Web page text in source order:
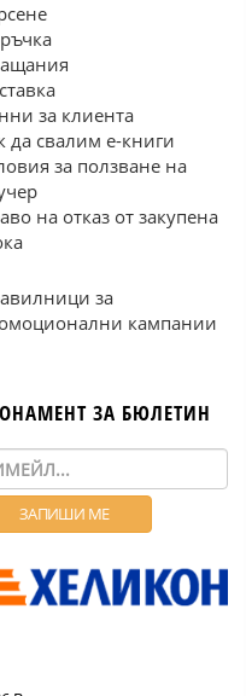
за клиента
да свалим е-книги
за ползване на
на отказ от закупена
за
кампании
ЗА БЮЛЕТИН